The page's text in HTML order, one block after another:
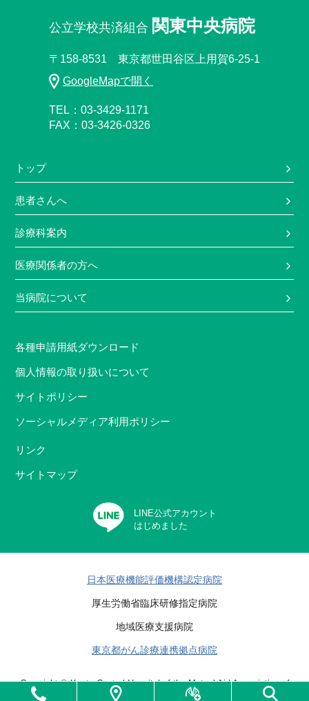
公立学校共済組合 関東中央病院
〒158-8531 東京都世田谷区上用賀6-25-1
GoogleMapで開く
TEL：03-3429-1171
FAX：03-3426-0326
トップ
患者さんへ
診療科案内
医療関係者の方へ
当病院について
各種申請用紙ダウンロード
個人情報の取り扱いについて
サイトポリシー
ソーシャルメディア利用ポリシー
リンク
サイトマップ
LINE公式アカウント
はじめました
日本医療機能評価機構認定病院
厚生労働省臨床研修指定病院
地域医療支援病院
東京都がん診療連携拠点病院
Copyright © Kanto Central Hospital of the Mutual Aid Association of
Public School Teachers All rights reserved.